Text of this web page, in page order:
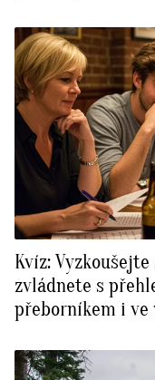
Kvíz:
zvládnete s
přeborníkem i ve